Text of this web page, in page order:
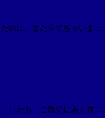
たのに、また立てちゃいま …
しかも、ご親切にあく抜 …